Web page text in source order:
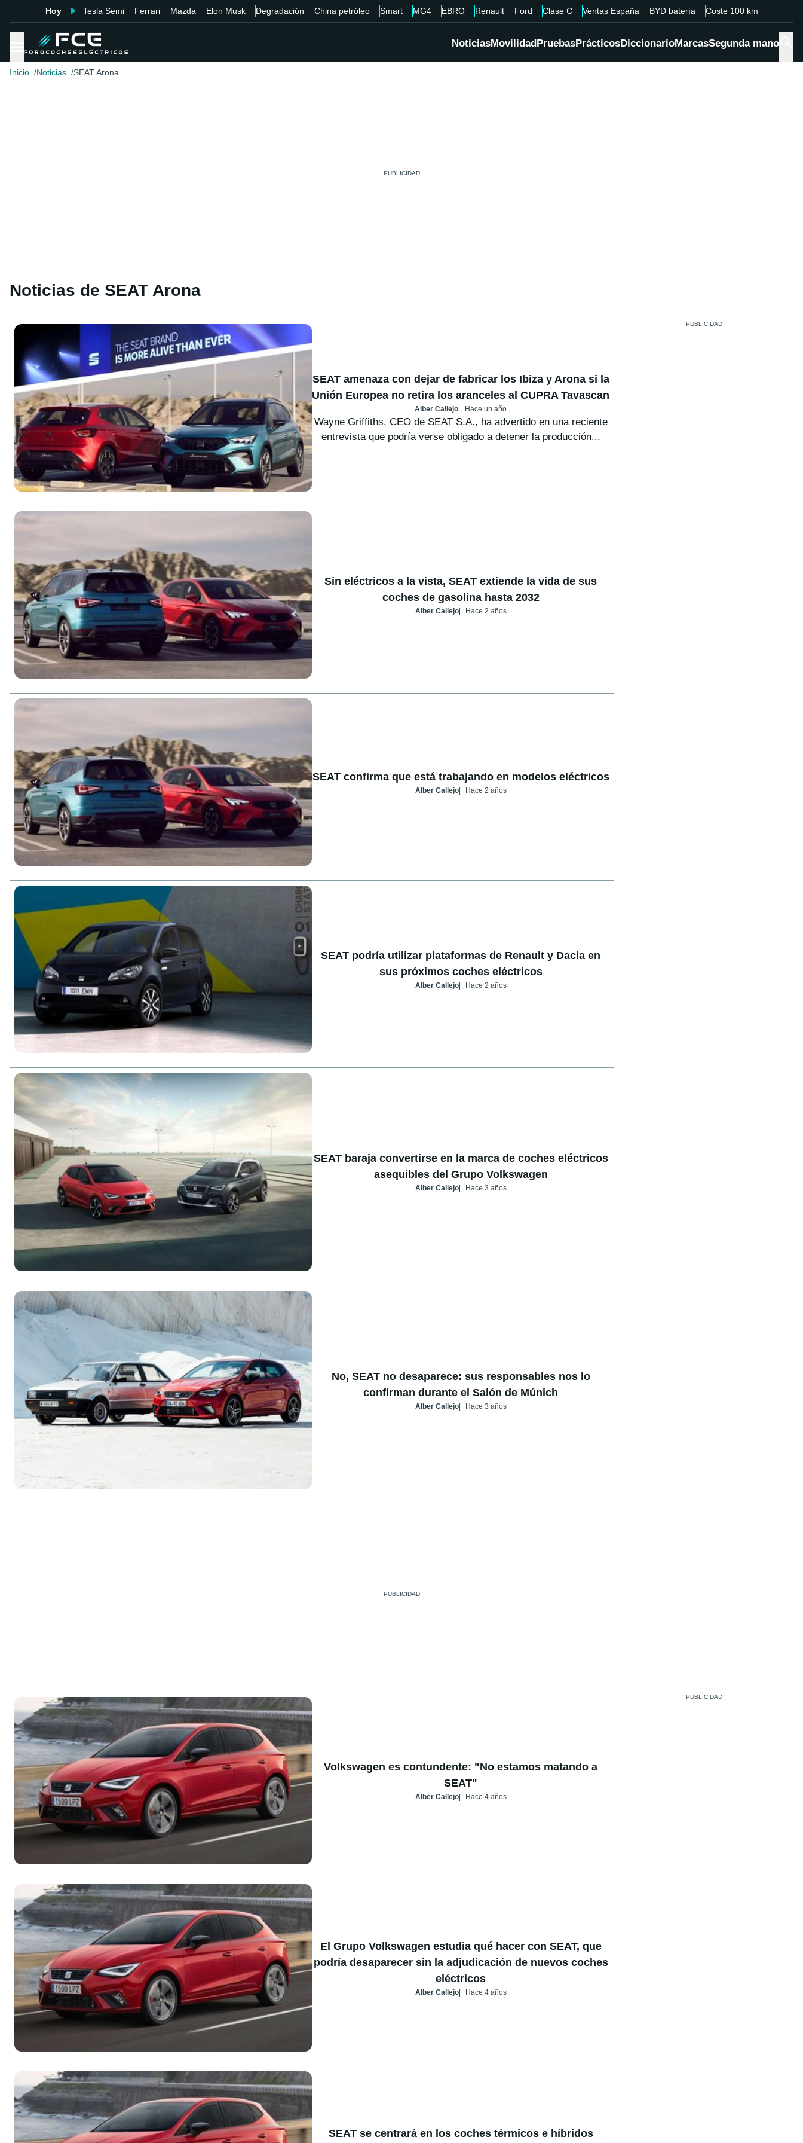
Hoy Tesla Semi Ferrari Mazda Elon Musk Degradación China petróleo Smart MG4 EBRO Renault Ford Clase C Ventas España BYD batería Coste 100 km
NoticiasMovilidadPruebasPrácticosDiccionarioMarcasSegunda mano
Inicio Noticias SEAT Arona
Noticias de SEAT Arona
SEAT amenaza con dejar de fabricar los Ibiza y Arona si la
Unión Europea no retira los aranceles al CUPRA Tavascan
Alber Callejo Hace un año
Wayne Griffiths, CEO de SEAT S.A., ha advertido en una reciente
entrevista que podría verse obligado a detener la producción...
Sin eléctricos a la vista, SEAT extiende la vida de sus
coches de gasolina hasta 2032
Alber Callejo Hace 2 años
SEAT confirma que está trabajando en modelos eléctricos
Alber Callejo Hace 2 años
SEAT podría utilizar plataformas de Renault y Dacia en
sus próximos coches eléctricos
Alber Callejo Hace 2 años
SEAT baraja convertirse en la marca de coches eléctricos
asequibles del Grupo Volkswagen
Alber Callejo Hace 3 años
No, SEAT no desaparece: sus responsables nos lo
confirman durante el Salón de Múnich
Alber Callejo Hace 3 años
Volkswagen es contundente: "No estamos matando a
SEAT"
Alber Callejo Hace 4 años
El Grupo Volkswagen estudia qué hacer con SEAT, que
podría desaparecer sin la adjudicación de nuevos coches
eléctricos
Alber Callejo Hace 4 años
SEAT se centrará en los coches térmicos e híbridos